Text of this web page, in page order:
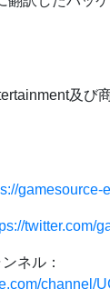
及び
gamesource-
twitter.com/
ネル：
channel/